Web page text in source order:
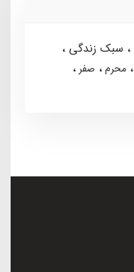
سبک زندگی
محرم
صفر